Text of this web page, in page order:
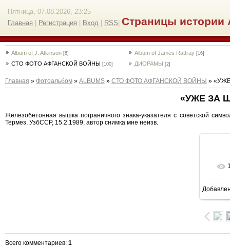
Пятница, 07.08.2026, 23:25
Главная
Регистрация Вход RSS Страницы истории
Album of J. Atkinson [6] Album of James Rattray [16]
СТО ФОТО АФГАНСКОЙ ВОЙНЫ [100] ДИОРАМЫ [2]
Главная » Фотоальбом» ALBUMS» СТО ФОТО АФГАНСКОЙ ВОЙНЫ »
«УЖЕ ЗА
Железобетонная вышка пограничного знака-указателя с советской
Термез, УзбССР, 15.2.1989, автор снимка мне неизв.
Всего комментариев: 1